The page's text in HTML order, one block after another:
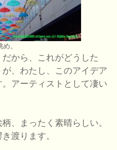
。
から、これがどうした
、わたし、このアイデア
アーティストとして凄い
、まったく素晴らしい。
渡ります。